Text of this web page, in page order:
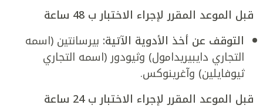
قبل الموعد المقرر لإجراء الاختبار ب 48 ساعة
التوقف عن أخذ الأدوية الآتية: بيرسانتين (اسمه
التجاري دايبيريدامول) وثيودور (اسمه التجاري
ثيوفايلين) وآغرينوكس.
قبل الموعد المقرر لإجراء الاختبار ب 24 ساعة